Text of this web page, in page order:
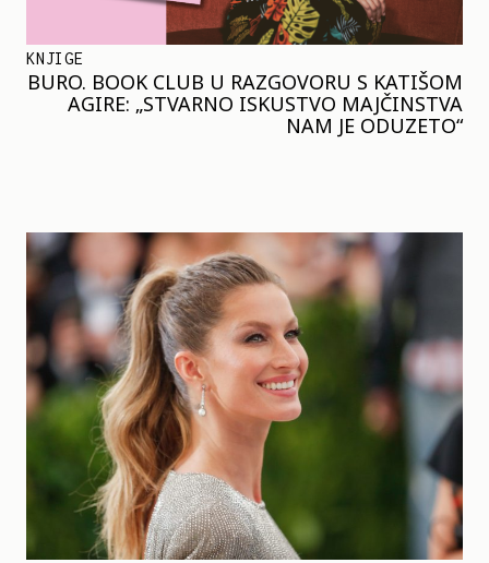
KNJIGE
BURO. BOOK CLUB U RAZGOVORU S KATIŠOM
AGIRE: „STVARNO ISKUSTVO MAJČINSTVA
NAM JE ODUZETO“